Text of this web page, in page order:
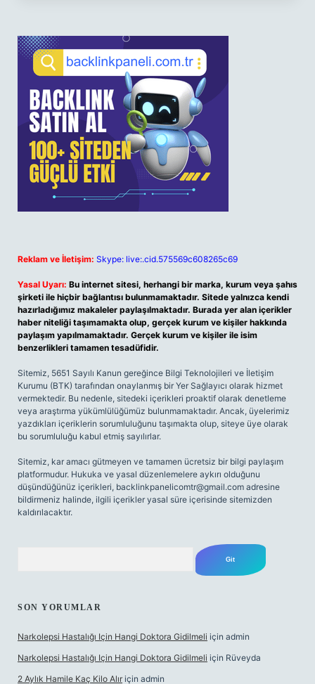
Reklam ve İletişim: Skype: live:.cid.575569c608265c69
Yasal Uyarı: Bu internet sitesi, herhangi bir marka, kurum veya şahıs
şirketi ile hiçbir bağlantısı bulunmamaktadır. Sitede yalnızca kendi
hazırladığımız makaleler paylaşılmaktadır. Burada yer alan içerikler
haber niteliği taşımamakta olup, gerçek kurum ve kişiler hakkında
paylaşım yapılmamaktadır. Gerçek kurum ve kişiler ile isim
benzerlikleri tamamen tesadüfidir.
Sitemiz, 5651 Sayılı Kanun gereğince Bilgi Teknolojileri ve İletişim
Kurumu (BTK) tarafından onaylanmış bir Yer Sağlayıcı olarak hizmet
vermektedir. Bu nedenle, sitedeki içerikleri proaktif olarak denetleme
veya araştırma yükümlülüğümüz bulunmamaktadır. Ancak, üyelerimiz
yazdıkları içeriklerin sorumluluğunu taşımakta olup, siteye üye olarak
bu sorumluluğu kabul etmiş sayılırlar.
Sitemiz, kar amacı gütmeyen ve tamamen ücretsiz bir bilgi paylaşım
platformudur. Hukuka ve yasal düzenlemelere aykırı olduğunu
düşündüğünüz içerikleri, backlinkpanelicomtr@gmail.com adresine
bildirmeniz halinde, ilgili içerikler yasal süre içerisinde sitemizden
kaldırılacaktır.
SON YORUMLAR
Narkolepsi Hastalığı Için Hangi Doktora Gidilmeli için admin
Narkolepsi Hastalığı Için Hangi Doktora Gidilmeli için Rüveyda
2 Aylık Hamile Kaç Kilo Alır için admin